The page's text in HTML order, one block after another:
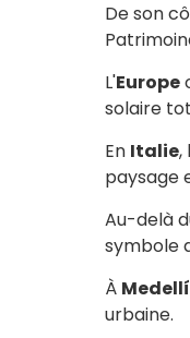
De son
L'Europe
solaire
En Italie,
paysage
Au-delà
symbole
À
urbaine.